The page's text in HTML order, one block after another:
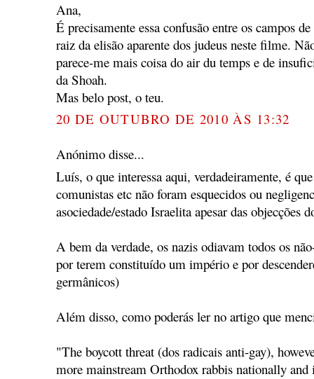
Ana,
É precisamente essa confusão entre os campos
raiz da elisão aparente dos judeus neste filme.
parece-me mais coisa do air du temps e de
da Shoah.
Mas belo post, o teu.
20 DE OUTUBRO DE 2010 ÀS 13:32
Anónimo disse...
Luís, o que interessa aqui, verdadeiramente, é
comunistas etc não foram esquecidos ou
asociedade/estado Israelita apesar das objecções
A bem da verdade, os nazis odiavam todos os
por terem constituído um império e por
germânicos)
Além disso, como poderás ler no artigo que
"The boycott threat (dos radicais anti-gay),
more mainstream Orthodox rabbis nationally